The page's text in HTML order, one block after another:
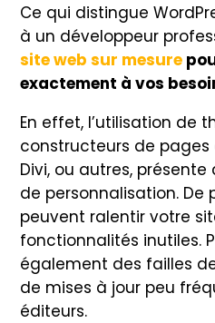
Ce qui distingue
à un développeur
site web sur mesure
exactement à vos
En effet, l’utilisation de
constructeurs de pages
Divi, ou autres,
de personnalisation. De
peuvent ralentir votre
fonctionnalités inutiles.
également des failles
de mises à jour peu
éditeurs.